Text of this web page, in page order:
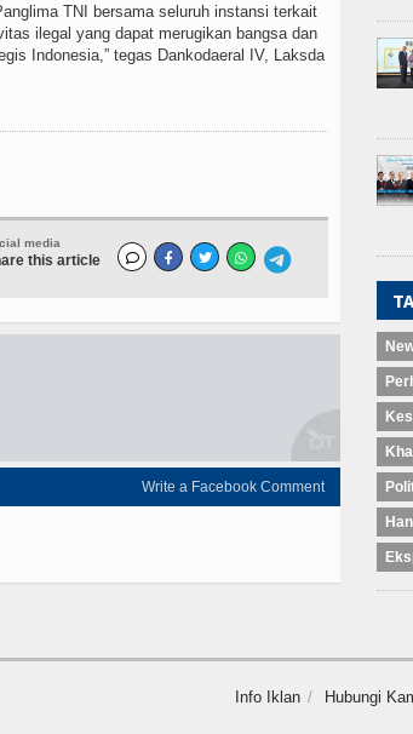
TNI bersama seluruh instansi terkait
ilegal yang dapat merugikan bangsa dan
Indonesia,” tegas Dankodaeral IV, Laksda
media
this article
Write a Facebook Comment
Info Iklan Hubungi